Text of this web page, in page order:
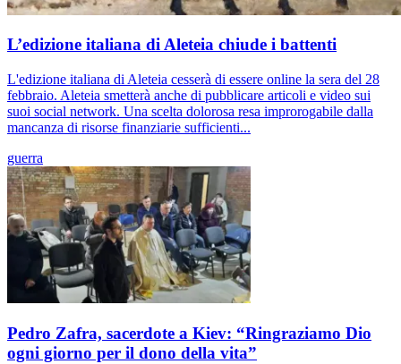
L’edizione italiana di Aleteia chiude i battenti
L'edizione italiana di Aleteia cesserà di essere online la sera del 28
febbraio. Aleteia smetterà anche di pubblicare articoli e video sui
suoi social network. Una scelta dolorosa resa improrogabile dalla
mancanza di risorse finanziarie sufficienti...
guerra
Pedro Zafra, sacerdote a Kiev: “Ringraziamo Dio
ogni giorno per il dono della vita”